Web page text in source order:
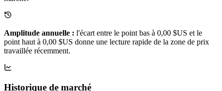
Amplitude annuelle : l'écart entre le point bas à 0,00 $US et le
point haut à 0,00 $US donne une lecture rapide de la zone de prix
travaillée récemment.
Historique de marché